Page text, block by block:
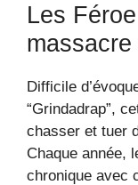
Les
Difficile
“Grindadrap”,
chasser et tuer
Chaque année,
chronique avec